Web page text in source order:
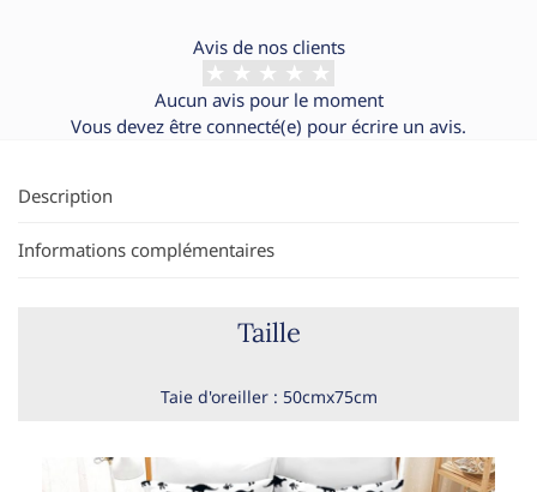
Avis de nos clients
Aucun avis pour le moment
Vous devez être connecté(e) pour écrire un avis.
Description
Informations complémentaires
Taille
Taie d'oreiller : 50cmx75cm